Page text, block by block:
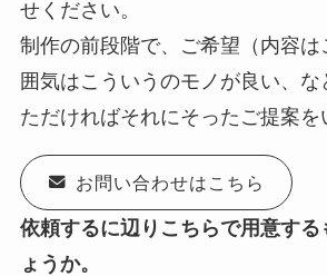
せください。
制作の前段階で、ご希望（内容は
囲気はこういうのモノが良い、
ただければそれにそったご提案を
お問い合わせはこちら
依頼するに辺りこちらで用意する
ょうか。